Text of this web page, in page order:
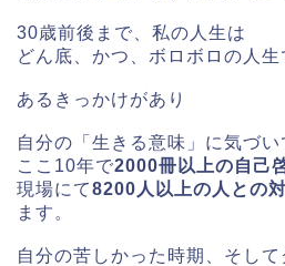
30歳前後まで、私の人生は
どん底、かつ、ボロボロの人
あるきっかけがあり
自分の「生きる意味」に気づい
ここ10年で2000冊以上の自己
現場にて8200人以上の人との
ます。
自分の苦しかった時期、そし